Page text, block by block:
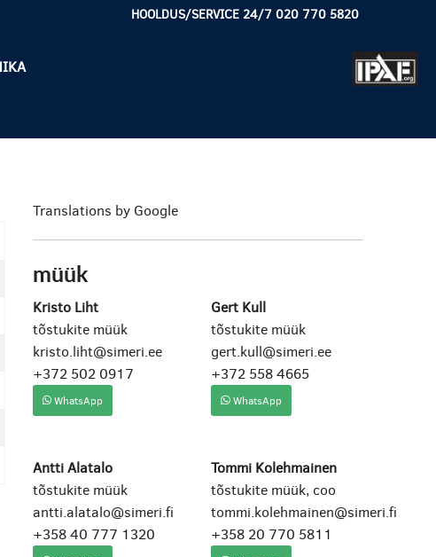
HOOLDUS/SERVICE 24/7 020 770 5820
Translations by Google
müük
Kristo Liht
tõstukite müük
kristo.liht@simeri.ee
+372 502 0917
WhatsApp
Gert Kull
tõstukite müük
gert.kull@simeri.ee
+372 558 4665
WhatsApp
Antti Alatalo
tõstukite müük
antti.alatalo@simeri.fi
+358 40 777 1320
Tommi Kolehmainen
tõstukite müük, coo
tommi.kolehmainen@simeri.fi
+358 20 770 5811